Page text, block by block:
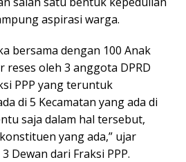
aspirasi warga.
bersama dengan 100 Anak
reses oleh 3 anggota DPRD
PPP yang teruntuk
di 5 Kecamatan yang ada di
saja dalam hal tersebut,
yang ada,” ujar
Dewan dari Fraksi PPP.